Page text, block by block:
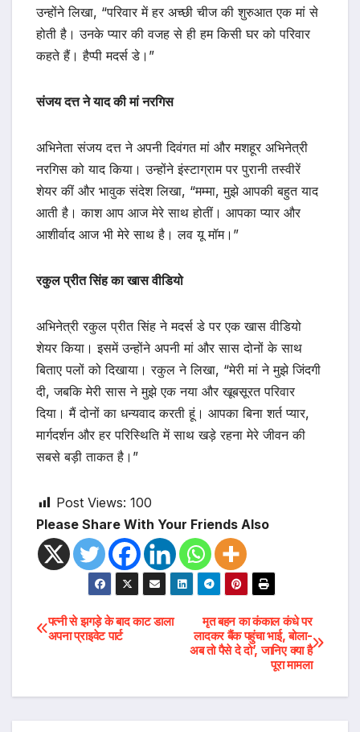
उन्होंने लिखा, “परिवार में हर अच्छी चीज की शुरुआत एक मां से
होती है। उनके प्यार की वजह से ही हम किसी घर को परिवार
कहते हैं। हैप्पी मदर्स डे।”
संजय दत्त ने याद की मां नरगिस
अभिनेता संजय दत्त ने अपनी दिवंगत मां और मशहूर अभिनेत्री
नरगिस को याद किया। उन्होंने इंस्टाग्राम पर पुरानी तस्वीरें
शेयर कीं और भावुक संदेश लिखा, “मम्मा, मुझे आपकी बहुत याद
आती है। काश आप आज मेरे साथ होतीं। आपका प्यार और
आशीर्वाद आज भी मेरे साथ है। लव यू मॉम।”
रकुल प्रीत सिंह का खास वीडियो
अभिनेत्री रकुल प्रीत सिंह ने मदर्स डे पर एक खास वीडियो
शेयर किया। इसमें उन्होंने अपनी मां और सास दोनों के साथ
बिताए पलों को दिखाया। रकुल ने लिखा, “मेरी मां ने मुझे जिंदगी
दी, जबकि मेरी सास ने मुझे एक नया और खूबसूरत परिवार
दिया। मैं दोनों का धन्यवाद करती हूं। आपका बिना शर्त प्यार,
मार्गदर्शन और हर परिस्थिति में साथ खड़े रहना मेरे जीवन की
सबसे बड़ी ताकत है।”
Post Views: 100
Please Share With Your Friends Also
Post
मृत बहन का कंकाल कंधे पर
लादकर बैंक पहुंचा भाई, बोला-
अब तो पैसे दे दो’, जानिए क्या है
पूरा मामला
पत्नी से झगड़े के बाद काट डाला
अपना प्राइवेट पार्ट